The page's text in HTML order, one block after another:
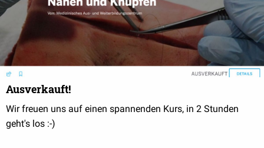
Ausverkauft!
Wir freuen uns auf einen spannenden Kurs, in 2 Stunden
geht's los :-)